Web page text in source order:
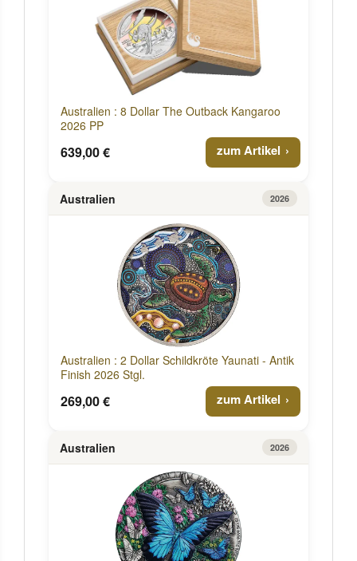
Australien : 8 Dollar The Outback Kangaroo
2026 PP
639,00 € zum Artikel
Australien 2026
Australien : 2 Dollar Schildkröte Yaunati - Antik
Finish 2026 Stgl.
269,00 € zum Artikel
Australien 2026